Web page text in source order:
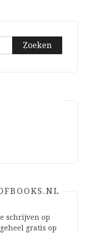
schrijven op
gratis op